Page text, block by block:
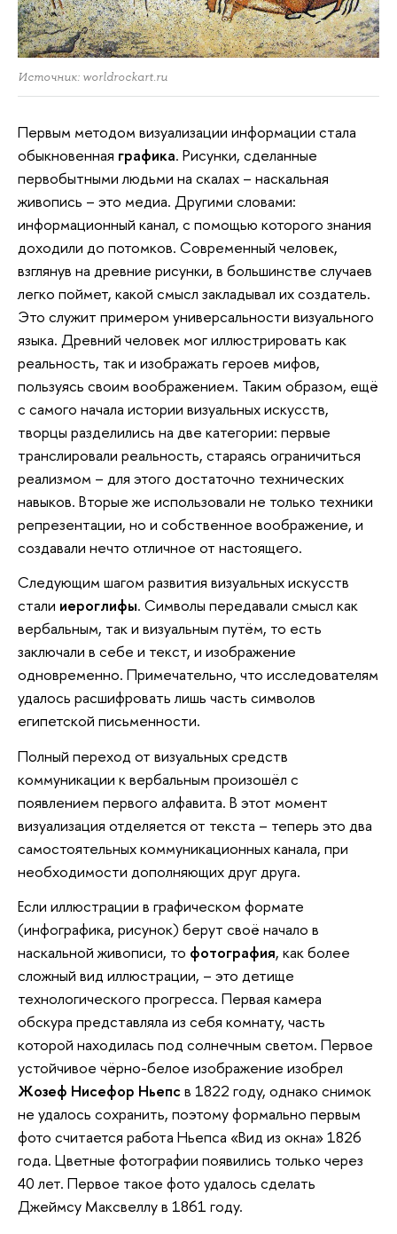
Источник: worldrockart.ru
Первым методом визуализации информации стала
обыкновенная графика. Рисунки, сделанные
первобытными людьми на скалах – наскальная
живопись – это медиа. Другими словами:
информационный канал, с помощью которого знания
доходили до потомков. Современный человек,
взглянув на древние рисунки, в большинстве случаев
легко поймет, какой смысл закладывал их создатель.
Это служит примером универсальности визуального
языка. Древний человек мог иллюстрировать как
реальность, так и изображать героев мифов,
пользуясь своим воображением. Таким образом, ещё
с самого начала истории визуальных искусств,
творцы разделились на две категории: первые
транслировали реальность, стараясь ограничиться
реализмом – для этого достаточно технических
навыков. Вторые же использовали не только техники
репрезентации, но и собственное воображение, и
создавали нечто отличное от настоящего.
Следующим шагом развития визуальных искусств
стали иероглифы. Символы передавали смысл как
вербальным, так и визуальным путём, то есть
заключали в себе и текст, и изображение
одновременно. Примечательно, что исследователям
удалось расшифровать лишь часть символов
египетской письменности.
Полный переход от визуальных средств
коммуникации к вербальным произошёл с
появлением первого алфавита. В этот момент
визуализация отделяется от текста – теперь это два
самостоятельных коммуникационных канала, при
необходимости дополняющих друг друга.
Если иллюстрации в графическом формате
(инфографика, рисунок) берут своё начало в
наскальной живописи, то фотография, как более
сложный вид иллюстрации, – это детище
технологического прогресса. Первая камера
обскура представляла из себя комнату, часть
которой находилась под солнечным светом. Первое
устойчивое чёрно-белое изображение изобрел
Жозеф Нисефор Ньепсв 1822 году, однако снимок
не удалось сохранить, поэтому формально первым
фото считается работа Ньепса «Вид из окна» 1826
года. Цветные фотографии появились только через
40 лет. Первое такое фото удалось сделать
Джеймсу Максвеллу в 1861 году.